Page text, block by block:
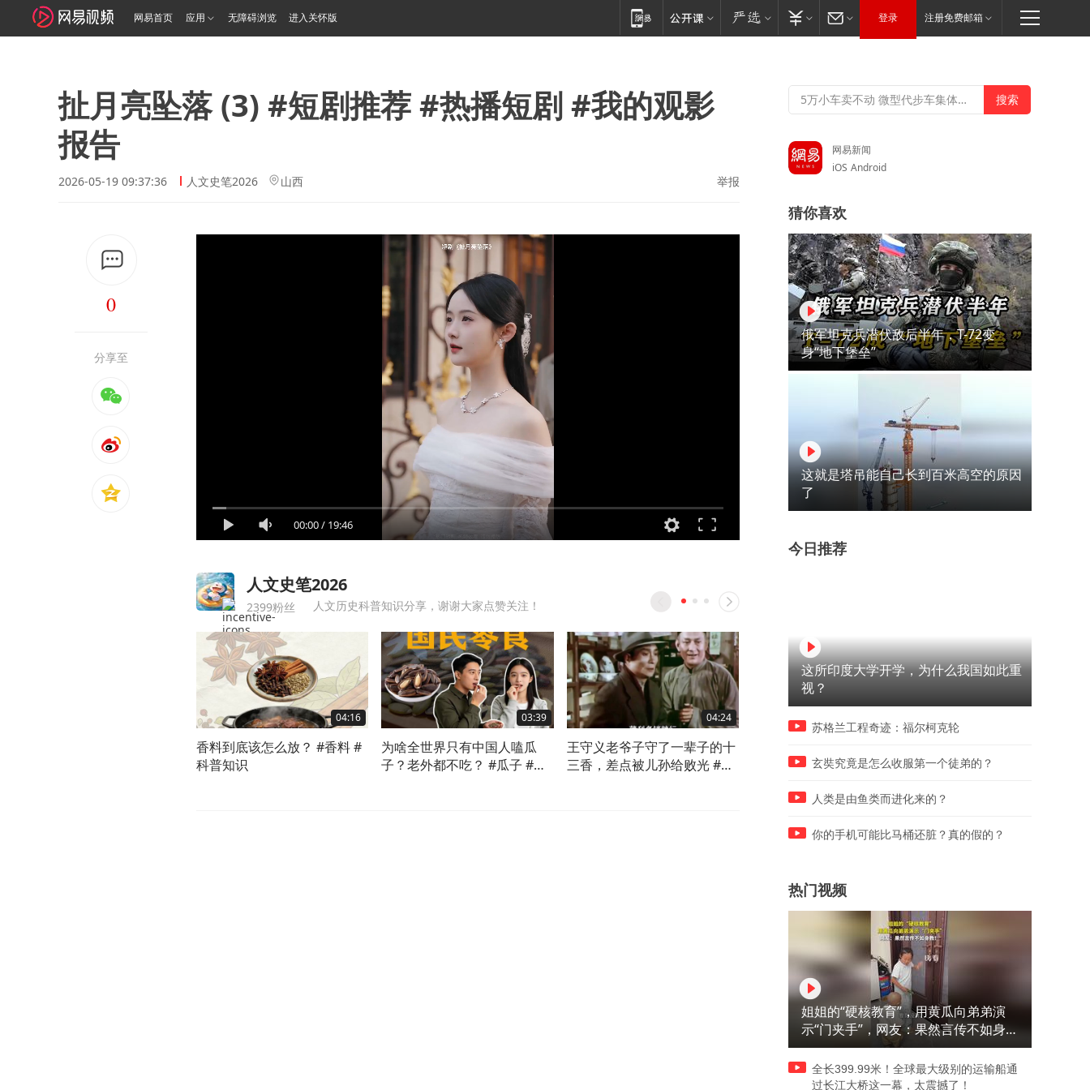
网易首页 应用 无障碍浏览 进入关怀版 登录 注册免费邮箱
扯月亮坠落 (3) #短剧推荐 #热播短剧 #我的观影
报告
2026-05-19 09:37:36 人文史笔2026 山西 举报
0
分享至
00:00/ 19:46
人文史笔2026
2399粉丝 人文历史科普知识分享，谢谢大家点赞关注！
04:16
香料到底该怎么放？ #香料 #
科普知识
03:39
为啥全世界只有中国人嗑瓜
子？老外都不吃？ #瓜子 #科
04:24
王守义老爷子守了一辈子的十
三香，差点被儿孙给败光 #十
么以前在老家却没事？ #土豆
吃的吗？ #水果 #科普知识
网易新闻
iOS Android
猜你喜欢
俄军坦克兵潜伏敌后半年，T-72变
身“地下堡垒”
这就是塔吊能自己长到百米高空的原因
了
今日推荐
这所印度大学开学，为什么我国如此重
视？
苏格兰工程奇迹：福尔柯克轮
玄奘究竟是怎么收服第一个徒弟的？
人类是由鱼类而进化来的？
你的手机可能比马桶还脏？真的假的？
热门视频
姐姐的“硬核教育”，用黄瓜向弟弟演
示“门夹手”，网友：果然言传不如身
教！
全长399.99米！全球最大级别的运输船通
过长江大桥这一幕，太震撼了！